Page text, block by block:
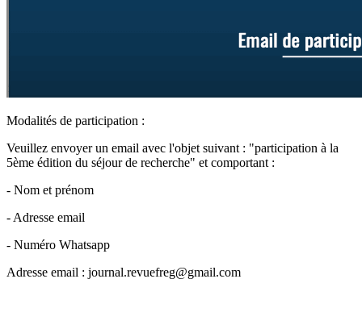
Modalités de participation :
Veuillez envoyer un email avec l'objet suivant : "participation à la
5ème édition du séjour de recherche" et comportant :
- Nom et prénom
- Adresse email
- Numéro Whatsapp
Adresse email : journal.revuefreg@gmail.com